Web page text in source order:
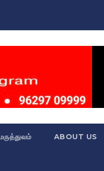
ABOUT US